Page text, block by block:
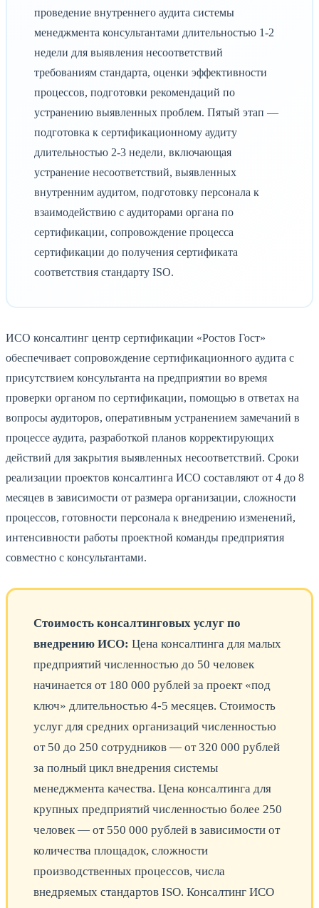
проведение внутреннего аудита системы
менеджмента консультантами длительностью 1-2
недели для выявления несоответствий
требованиям стандарта, оценки эффективности
процессов, подготовки рекомендаций по
устранению выявленных проблем. Пятый этап —
подготовка к сертификационному аудиту
длительностью 2-3 недели, включающая
устранение несоответствий, выявленных
внутренним аудитом, подготовку персонала к
взаимодействию с аудиторами органа по
сертификации, сопровождение процесса
сертификации до получения сертификата
соответствия стандарту ISO.
ИСО консалтинг центр сертификации «Ростов Гост»
обеспечивает сопровождение сертификационного аудита с
присутствием консультанта на предприятии во время
проверки органом по сертификации, помощью в ответах на
вопросы аудиторов, оперативным устранением замечаний в
процессе аудита, разработкой планов корректирующих
действий для закрытия выявленных несоответствий. Сроки
реализации проектов консалтинга ИСО составляют от 4 до 8
месяцев в зависимости от размера организации, сложности
процессов, готовности персонала к внедрению изменений,
интенсивности работы проектной команды предприятия
совместно с консультантами.
Стоимость консалтинговых услуг по
внедрению ИСО: Цена консалтинга для малых
предприятий численностью до 50 человек
начинается от 180 000 рублей за проект «под
ключ» длительностью 4-5 месяцев. Стоимость
услуг для средних организаций численностью
от 50 до 250 сотрудников — от 320 000 рублей
за полный цикл внедрения системы
менеджмента качества. Цена консалтинга для
крупных предприятий численностью более 250
человек — от 550 000 рублей в зависимости от
количества площадок, сложности
производственных процессов, числа
внедряемых стандартов ISO. Консалтинг ИСО